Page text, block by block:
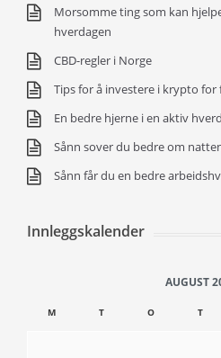
Morsomme ting som kan
hverdagen
CBD-regler i Norge
Tips for å investere i krypto for
En bedre hjerne i en aktiv
Sånn sover du bedre om
Sånn får du en bedre
Innleggskalender
AUGUST
M T O T